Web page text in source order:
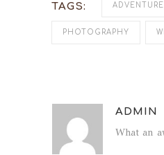
TAGS: ADVENTURE
PHOTOGRAPHY
ADMIN
What an